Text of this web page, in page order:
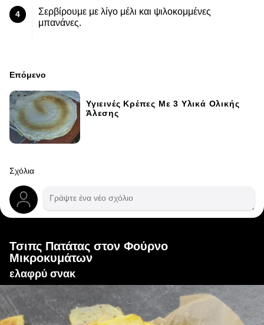
4
Σερβίρουμε με λίγο μέλι και ψιλοκομμένες
μπανάνες.
Επόμενο
Υγιεινές Κρέπες Με 3 Υλικά Ολικής
Άλεσης
Σχόλια
Τσιπς Πατάτας στον Φούρνο
Μικροκυμάτων
ελαφρύ σνακ